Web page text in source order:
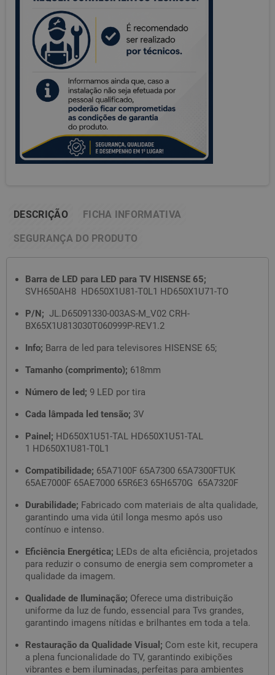
DESCRIÇÃO FICHA INFORMATIVA
SEGURANÇA DO PRODUTO
Barra de LED para LED para TV HISENSE 65;
SVH650AH8 HD650X1U81-T0L1 HD650X1U71-TO
P/N; JL.D65091330-003AS-M_V02 CRH-
BX65X1U813030T060999P-REV1.2
Info; Barra de led para televisores HISENSE 65;
Tamanho (comprimento); 618mm
Número de led; 9 LED por tira
Cada lâmpada led tensão; 3V
Painel; HD650X1U51-TAL HD650X1U51-TAL
1 HD650X1U81-T0L1
Compatibilidade; 65A7100F 65A7300 65A7300FTUK
65AE7000F 65AE7000 65R6E3 65H6570G 65A7320F
Durabilidade; Fabricado com materiais de alta qualidade,
garantindo uma vida útil longa mesmo após uso
contínuo e intenso.
Eficiência Energética; LEDs de alta eficiência, projetados
para reduzir o consumo de energia sem comprometer a
qualidade da imagem.
Qualidade de Iluminação; Oferece uma distribuição
uniforme da luz de fundo, essencial para Tvs grandes,
garantindo imagens nítidas e brilhantes em toda a tela.
Restauração da Qualidade Visual; Com este kit, recupera
a plena funcionalidade do TV, garantindo exibições
vibrantes e bem iluminadas, perfeitas para ambientes